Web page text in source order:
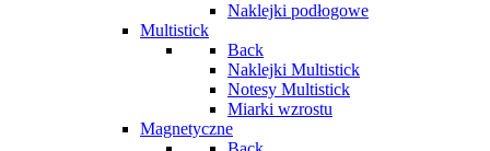
Naklejki podłogowe
Multistick
Back
Naklejki Multistick
Notesy Multistick
Miarki wzrostu
Magnetyczne